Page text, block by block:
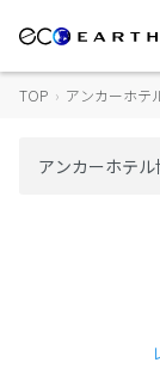
TOP › アンカーホテ